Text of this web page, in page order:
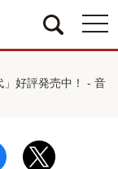
好評発売中！ - 音